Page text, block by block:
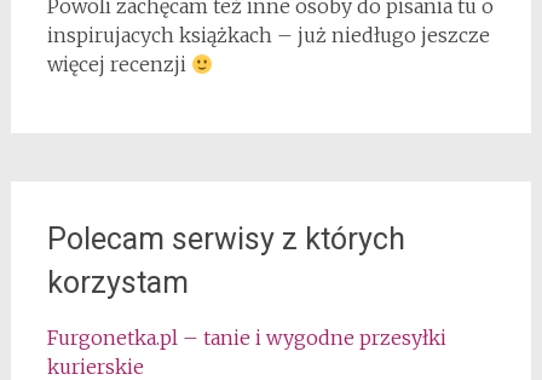
Powoli zachęcam też inne osoby do pisania tu o
inspirujacych książkach – już niedługo jeszcze
więcej recenzji
Polecam serwisy z których
korzystam
Furgonetka.pl – tanie i wygodne przesyłki
kurierskie